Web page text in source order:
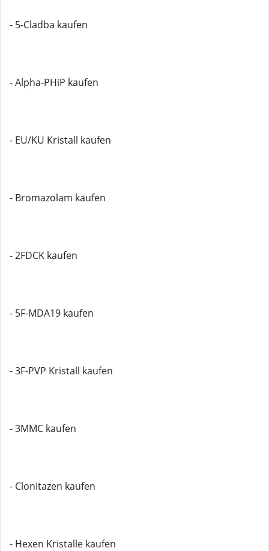
- 5-Cladba kaufen
- Alpha-PHiP kaufen
- EU/KU Kristall kaufen
- Bromazolam kaufen
- 2FDCK kaufen
- 5F-MDA19 kaufen
- 3F-PVP Kristall kaufen
- 3MMC kaufen
- Clonitazen kaufen
- Hexen Kristalle kaufen